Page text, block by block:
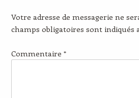
Votre adresse de messagerie ne
champs obligatoires sont indiqués
Commentaire *